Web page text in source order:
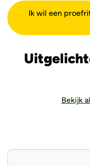
Ik wil een
Bekijk